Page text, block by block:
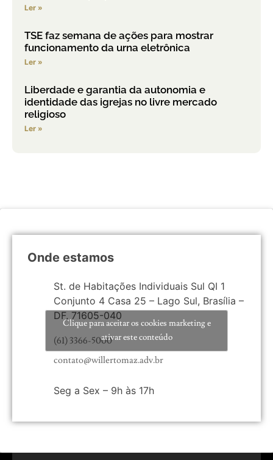
Ler »
TSE faz semana de ações para mostrar
funcionamento da urna eletrônica
Ler »
Liberdade e garantia da autonomia e
identidade das igrejas no livre mercado
religioso
Ler »
Onde estamos
St. de Habitações Individuais Sul QI 1
Conjunto 4 Casa 25 – Lago Sul, Brasília –
DF, 71605-040
(61) 3366-5000
contato@willertomaz.adv.br
Seg a Sex – 9h às 17h
Clique para aceitar os cookies marketing e
ativar este conteúdo